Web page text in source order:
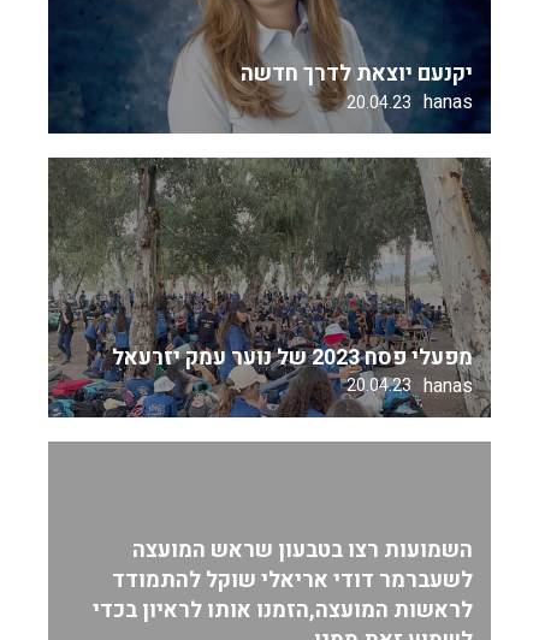
יקנעם יוצאת לדרך חדשה
hanas
20.04.23
מפעלי פסח 2023 של נוער עמק יזרעאל
hanas
20.04.23
השמועות רצו בטבעון שראש המועצה
לשעברמר דודי אריאלי שוקל להתמודד
לראשות המועצה,הזמנו אותו לראיון בכדי